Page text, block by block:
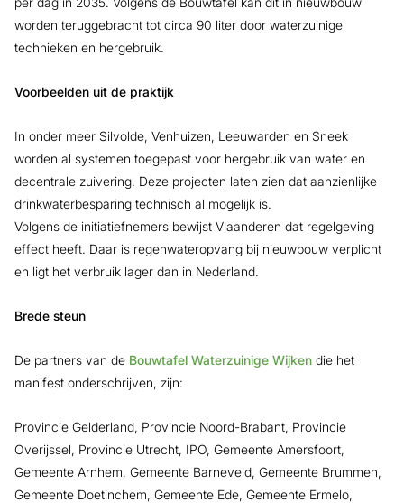
worden teruggebracht tot circa 90 liter door waterzuinige
technieken en hergebruik.
Voorbeelden uit de praktijk
In onder meer Silvolde, Venhuizen, Leeuwarden en Sneek
worden al systemen toegepast voor hergebruik van water en
decentrale zuivering. Deze projecten laten zien dat aanzienlijke
drinkwaterbesparing technisch al mogelijk is.
Volgens de initiatiefnemers bewijst Vlaanderen dat regelgeving
effect heeft. Daar is regenwateropvang bij nieuwbouw verplicht
en ligt het verbruik lager dan in Nederland.
Brede steun
De partners van de Bouwtafel Waterzuinige Wijken die het
manifest onderschrijven, zijn:
Provincie Gelderland, Provincie Noord-Brabant, Provincie
Overijssel, Provincie Utrecht, IPO, Gemeente Amersfoort,
Gemeente Arnhem, Gemeente Barneveld, Gemeente Brummen,
Gemeente Doetinchem, Gemeente Ede, Gemeente Ermelo,